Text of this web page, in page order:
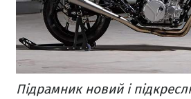
Підрамник новий і